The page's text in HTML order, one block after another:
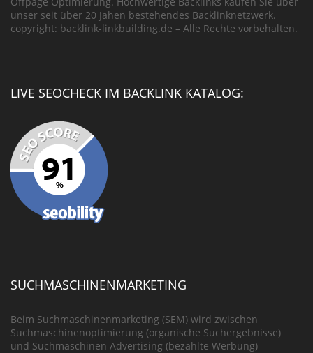
unser seit über 20 Jahen bestehendes Backlinknetzwerk.
copyright: backlink-linkbuilding.de – Alle Rechte vorbehalten.
LIVE SEOCHECK IM BACKLINK KATALOG:
SUCHMASCHINENMARKETING
Beim Suchmaschinenmarketing (SEM) wird zwischen
Suchmaschinenoptimierung (organische Suchergebnisse)
und Suchmaschinen Advertising (bezahlte Werbung)